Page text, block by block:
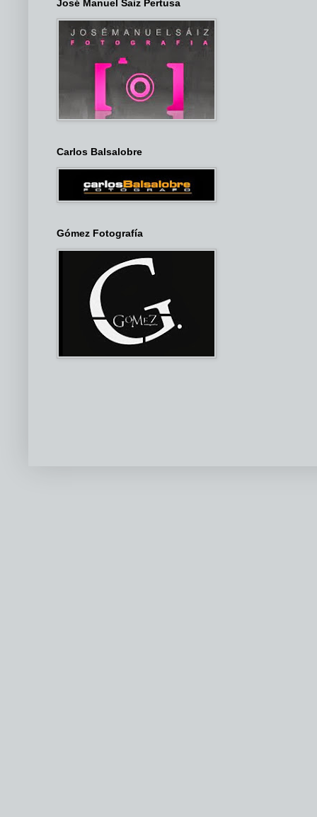
José Manuel Saiz Pertusa
Carlos Balsalobre
Gómez Fotografía